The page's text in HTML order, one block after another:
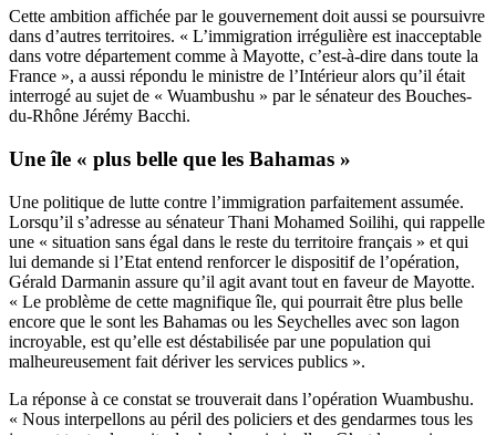
Cette ambition affichée par le gouvernement doit aussi se poursuivre
dans d’autres territoires. « L’immigration irrégulière est inacceptable
dans votre département comme à Mayotte, c’est-à-dire dans toute la
France », a aussi répondu le ministre de l’Intérieur alors qu’il était
interrogé au sujet de « Wuambushu » par le sénateur des Bouches-
du-Rhône Jérémy Bacchi.
Une île « plus belle que les Bahamas »
Une politique de lutte contre l’immigration parfaitement assumée.
Lorsqu’il s’adresse au sénateur Thani Mohamed Soilihi, qui rappelle
une « situation sans égal dans le reste du territoire français » et qui
lui demande si l’Etat entend renforcer le dispositif de l’opération,
Gérald Darmanin assure qu’il agit avant tout en faveur de Mayotte.
« Le problème de cette magnifique île, qui pourrait être plus belle
encore que le sont les Bahamas ou les Seychelles avec son lagon
incroyable, est qu’elle est déstabilisée par une population qui
malheureusement fait dériver les services publics ».
La réponse à ce constat se trouverait dans l’opération Wuambushu.
« Nous interpellons au péril des policiers et des gendarmes tous les